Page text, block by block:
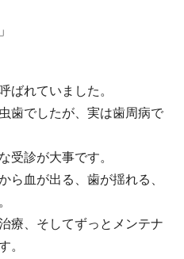
ばれていました。
歯でしたが、実は歯周病で
受診が大事です。
ら血が出る、歯が揺れる、
療、そしてずっとメンテナ
。